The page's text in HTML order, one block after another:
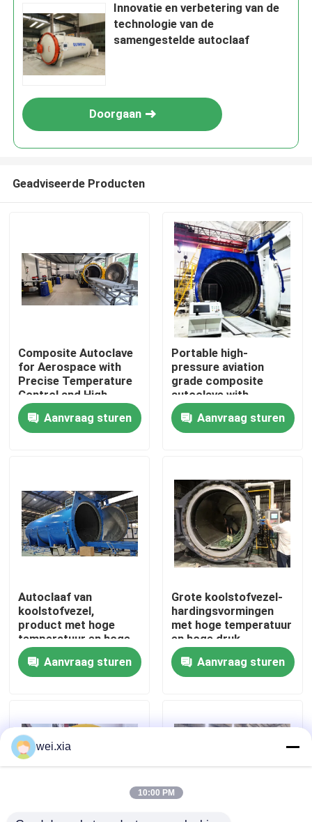
Thuis
Video's
Over ons
Fabriekstocht
Kwaliteitscontrole
Nieuws
Gevallen
Innovatie en verbetering van de
technologie van de
samengestelde autoclaaf
Doorgaan
Geadviseerde Producten
Composite Autoclave
for Aerospace with
Precise Temperature
Control and High-
Pressure Vessel for
Consistent Curing
Aanvraag sturen
Portable high-
pressure aviation
grade composite
autoclave with
advanced control
systems for UAV and
aerospace
Aanvraag sturen
Autoclaaf van
koolstofvezel,
product met hoge
temperatuur en hoge
druk, ondersteunt
personalisatie,
compleet systeem
Aanvraag sturen
Grote koolstofvezel-
hardingsvormingen
met hoge temperatuur
en hoge druk
Aanvraag sturen
wei.xia
10:00 PM